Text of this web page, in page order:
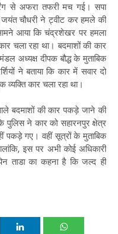
से अफरा तफरी मच गई। सपा
जयंत चौधरी ने ट्वीट कर हमले की
आया कि चंद्रशेखर पर हमला
चला रहा था। बदमाशों की कार
अध्यक्ष दीपक बौद्ध के मुताबिक
ने बताया कि कार में सवार दो
कार चला रहा था।
बदमाशों की कार पकड़े जाने की
पुलिस ने कार को सहारनपुर क्षेत्र
पकड़े गए। वहीं सूत्रों के मुताबिक
इस पर अभी कोई अधिकारी
ताडा का कहना है कि जल्द ही